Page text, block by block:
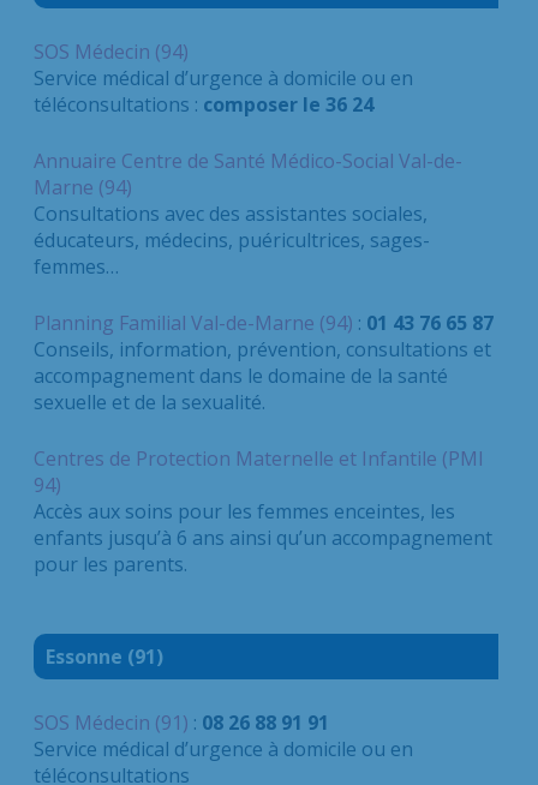
SOS Médecin (94)
Service médical d’urgence à domicile ou en
téléconsultations : composer le 36 24
Annuaire Centre de Santé Médico-Social Val-de-
Marne (94)
Consultations avec des assistantes sociales,
éducateurs, médecins, puéricultrices, sages-
femmes…
Planning Familial Val-de-Marne (94) : 01 43 76 65 87
Conseils, information, prévention, consultations et
accompagnement dans le domaine de la santé
sexuelle et de la sexualité.
Centres de Protection Maternelle et Infantile (PMI
94)
Accès aux soins pour les femmes enceintes, les
enfants jusqu’à 6 ans ainsi qu’un accompagnement
pour les parents.
Essonne (91)
SOS Médecin (91) : 08 26 88 91 91
Service médical d’urgence à domicile ou en
téléconsultations